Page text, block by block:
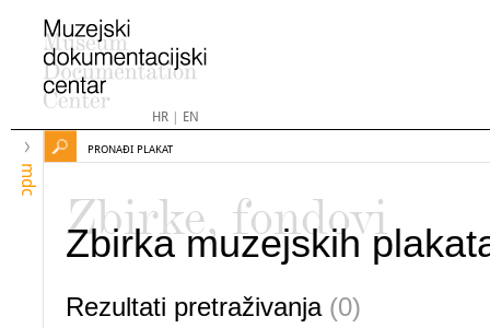
HR| EN
mdc
PRONAĐI PLAKAT
Zbirke, fondovi
Zbirka muzejskih
Rezultati pretraživanja (0)